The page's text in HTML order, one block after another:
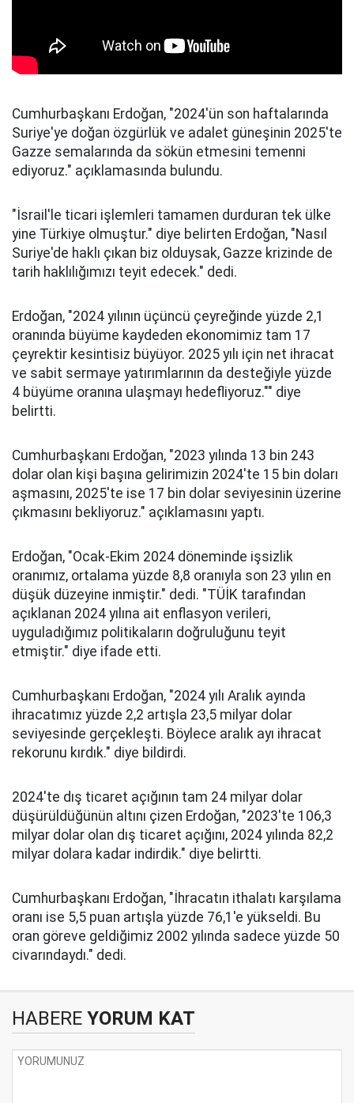
Cumhurbaşkanı Erdoğan, "2024'ün son haftalarında
Suriye'ye doğan özgürlük ve adalet güneşinin 2025'te
Gazze semalarında da sökün etmesini temenni
ediyoruz." açıklamasında bulundu.
"İsrail'le ticari işlemleri tamamen durduran tek ülke
yine Türkiye olmuştur." diye belirten Erdoğan, "Nasıl
Suriye'de haklı çıkan biz olduysak, Gazze krizinde de
tarih haklılığımızı teyit edecek." dedi.
Erdoğan, "2024 yılının üçüncü çeyreğinde yüzde 2,1
oranında büyüme kaydeden ekonomimiz tam 17
çeyrektir kesintisiz büyüyor. 2025 yılı için net ihracat
ve sabit sermaye yatırımlarının da desteğiyle yüzde
4 büyüme oranına ulaşmayı hedefliyoruz."" diye
belirtti.
Cumhurbaşkanı Erdoğan, "2023 yılında 13 bin 243
dolar olan kişi başına gelirimizin 2024'te 15 bin doları
aşmasını, 2025'te ise 17 bin dolar seviyesinin üzerine
çıkmasını bekliyoruz." açıklamasını yaptı.
Erdoğan, "Ocak-Ekim 2024 döneminde işsizlik
oranımız, ortalama yüzde 8,8 oranıyla son 23 yılın en
düşük düzeyine inmiştir." dedi. "TÜİK tarafından
açıklanan 2024 yılına ait enflasyon verileri,
uyguladığımız politikaların doğruluğunu teyit
etmiştir." diye ifade etti.
Cumhurbaşkanı Erdoğan, "2024 yılı Aralık ayında
ihracatımız yüzde 2,2 artışla 23,5 milyar dolar
seviyesinde gerçekleşti. Böylece aralık ayı ihracat
rekorunu kırdık." diye bildirdi.
2024'te dış ticaret açığının tam 24 milyar dolar
düşürüldüğünün altını çizen Erdoğan, "2023'te 106,3
milyar dolar olan dış ticaret açığını, 2024 yılında 82,2
milyar dolara kadar indirdik." diye belirtti.
Cumhurbaşkanı Erdoğan, "İhracatın ithalatı karşılama
oranı ise 5,5 puan artışla yüzde 76,1'e yükseldi. Bu
oran göreve geldiğimiz 2002 yılında sadece yüzde 50
civarındaydı." dedi.
HABERE YORUM KAT